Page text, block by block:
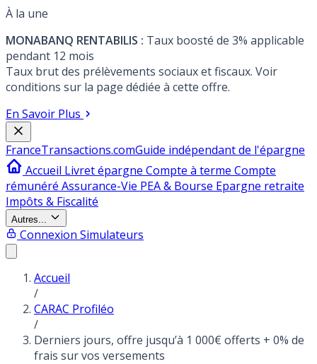
À la une
MONABANQ RENTABILIS : Taux boosté de 3% applicable
pendant 12 mois
Taux brut des prélèvements sociaux et fiscaux. Voir
conditions sur la page dédiée à cette offre.
En Savoir Plus
FranceTransactions.comGuide indépendant de l'épargne
Accueil Livret épargne Compte à terme Compte
rémunéré Assurance-Vie PEA & Bourse Epargne retraite
Impôts & Fiscalité
Autres...
Connexion Simulateurs
Accueil
/
CARAC Profiléo
/
Derniers jours, offre jusqu’à 1 000€ offerts + 0% de
frais sur vos versements